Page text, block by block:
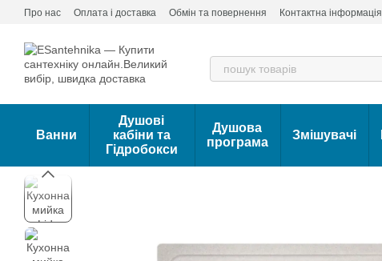
Перейти до основного контенту
Про нас Оплата і доставка Обмін та повернення Контактна інформація
Ванни
Душові
кабіни та
Гідробокси
Душова
програма
Змішувачі